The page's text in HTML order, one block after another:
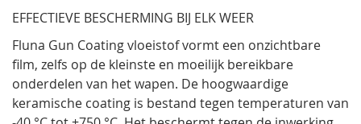
EFFECTIEVE BESCHERMING BIJ ELK WEER
Fluna Gun Coating vloeistof vormt een onzichtbare
film, zelfs op de kleinste en moeilijk bereikbare
onderdelen van het wapen. De hoogwaardige
keramische coating is bestand tegen temperaturen van